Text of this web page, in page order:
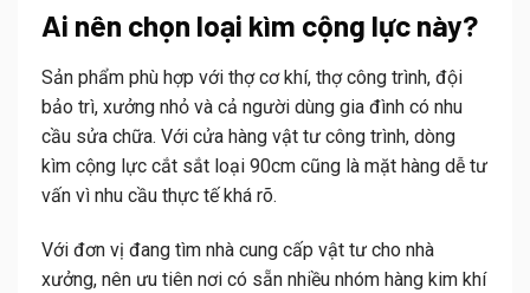
Ai nên chọn loại kìm cộng lực này?
Sản phẩm phù hợp với thợ cơ khí, thợ công trình, đội
bảo trì, xưởng nhỏ và cả người dùng gia đình có nhu
cầu sửa chữa. Với cửa hàng vật tư công trình, dòng
kìm cộng lực cắt sắt loại 90cm cũng là mặt hàng dễ tư
vấn vì nhu cầu thực tế khá rõ.
Với đơn vị đang tìm nhà cung cấp vật tư cho nhà
xưởng, nên ưu tiên nơi có sẵn nhiều nhóm hàng kim khí